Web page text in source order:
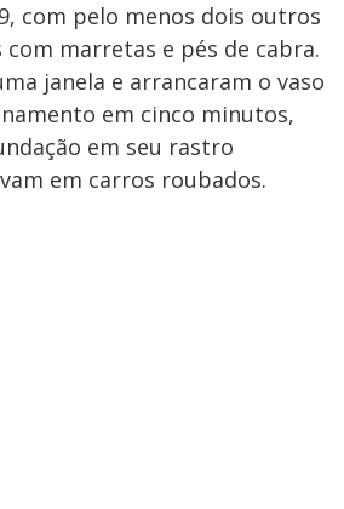
com pelo menos dois outros
com marretas e pés de cabra.
janela e arrancaram o vaso
em cinco minutos,
em seu rastro
em carros roubados.